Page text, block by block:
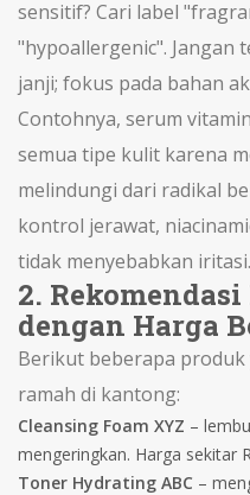
sensitif? Cari label
"hypoallergenic". Jangan
janji; fokus pada bahan
Contohnya, serum
semua tipe kulit karena
melindungi dari radikal
kontrol jerawat,
tidak menyebabkan iritasi.
2.
dengan Harga
Berikut beberapa
ramah di kantong:
Cleansing Foam XYZ –
mengeringkan. Harga sekitar
Toner Hydrating ABC –